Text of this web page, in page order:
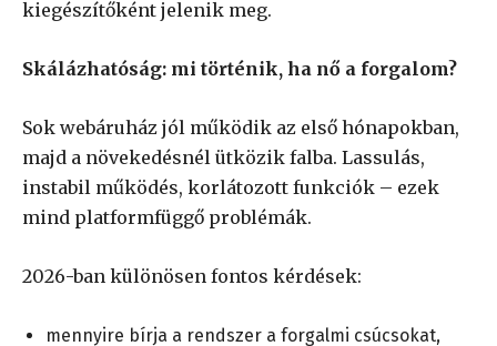
kiegészítőként jelenik meg.
Skálázhatóság: mi történik, ha nő a forgalom?
Sok webáruház jól működik az első hónapokban,
majd a növekedésnél ütközik falba. Lassulás,
instabil működés, korlátozott funkciók – ezek
mind platformfüggő problémák.
2026-ban különösen fontos kérdések:
mennyire bírja a rendszer a forgalmi csúcsokat,